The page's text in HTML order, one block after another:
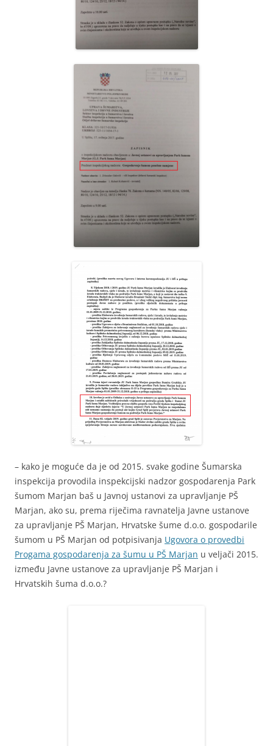
– kako je moguće da je od 2015. svake godine Šumarska
inspekcija provodila inspekcijski nadzor gospodarenja Park
šumom Marjan baš u Javnoj ustanovi za upravljanje PŠ
Marjan, ako su, prema riječima ravnatelja Javne ustanove
za upravljanje PŠ Marjan, Hrvatske šume d.o.o. gospodarile
šumom u PŠ Marjan od potpisivanja Ugovora o provedbi
Progama gospodarenja za šumu u PŠ Marjan u veljači 2015.
između Javne ustanove za upravljanje PŠ Marjan i
Hrvatskih šuma d.o.o.?